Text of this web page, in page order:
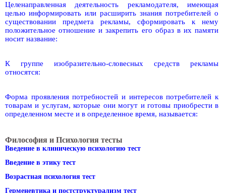
Целенаправленная деятельность рекламодателя, имеющая
целью информировать или расширить знания потребителей о
существовании предмета рекламы, сформировать к нему
положительное отношение и закрепить его образ в их памяти
носит название:
К группе изобразительно-словесных средств рекламы
относятся:
Форма проявления потребностей и интересов потребителей к
товарам и услугам, которые они могут и готовы приобрести в
определенном месте и в определенное время, называется:
Философия и Психология тесты
Введение в клиническую психологию тест
Введение в этику тест
Возрастная психология тест
Герменевтика и постструктурализм тест